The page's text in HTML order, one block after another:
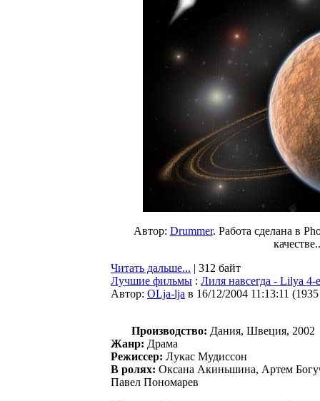
Автор: Drummer. Работа сделана в
Читать дальше... | 312 байт
Лучшие фильмы : Лиля навсегда - Lilya 4-
Автор: OLja-lja в 16/12/2004 11:13:11 (
Производство: Дания, Швеция, 2002
Жанр: Драма
Режиссер: Лукас Мудиссон
В ролях: Оксана Акиньшина, Артем
Павел Пономарев